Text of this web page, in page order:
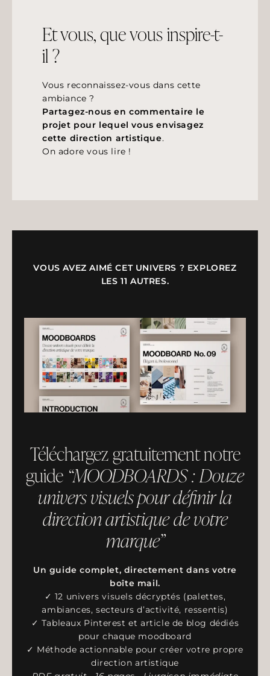
Et vous, que vous inspire-t-
il ?
Vous reconnaissez-vous dans cette
ambiance ?
Partagez-nous en commentaire le
projet pour lequel vous envisagez
cette direction artistique.
On adore vous lire !
VOUS AVEZ AIMÉ CET UNIVERS ? EXPLOREZ
LES 11 AUTRES.
Téléchargez gratuitement notre
guide “MOODBOARDS : Douze
univers visuels pour définir la
direction artistique de votre
marque”
Un guide complet, directement dans votre
boîte mail.
✓ 12 univers visuels décryptés (palettes,
ambiances, secteurs d’activité, ressentis)
✓ Tableaux Pinterest et article de blog dédiés
pour chaque moodboard
✓ Méthode actionnable pour créer votre propre
direction artistique